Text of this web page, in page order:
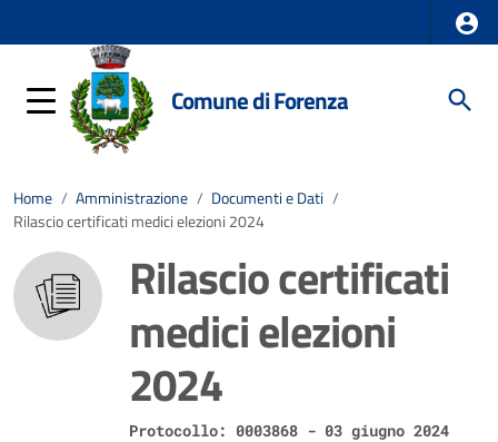
Comune di Forenza
Home / Amministrazione / Documenti e Dati /
Rilascio certificati medici elezioni 2024
Rilascio certificati
medici elezioni
2024
Protocollo: 0003868 - 03 giugno 2024